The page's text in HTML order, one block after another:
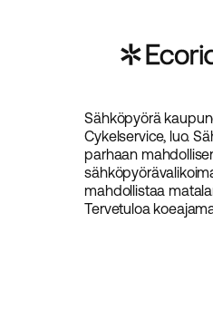
Sähköpyörä
Cykelservice, luo.
parhaan
mahdollistaa
Tervetuloa